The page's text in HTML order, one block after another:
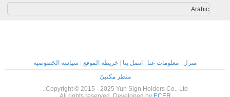
Arabic
منزل معلومات عنا اتصل بنا خريطة الموقع
سياسة الخصوصية
منظر مكتبيّ
Copyright © 2015 - 2025 Yun Sign Holders Co., Ltd..